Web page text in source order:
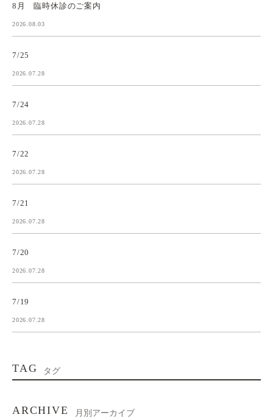
8月 臨時休診のご案内
2026.08.03
7/25
2026.07.28
7/24
2026.07.28
7/22
2026.07.28
7/21
2026.07.28
7/20
2026.07.28
7/19
2026.07.28
TAG タグ
ARCHIVE 月別アーカイブ